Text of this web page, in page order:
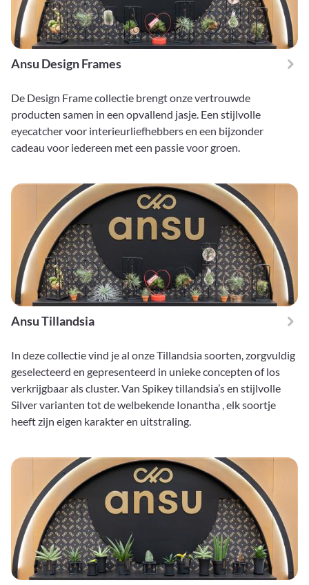
Ansu Design Frames
De Design Frame collectie brengt onze vertrouwde
producten samen in een opvallend jasje. Een stijlvolle
eyecatcher voor interieurliefhebbers en een bijzonder
cadeau voor iedereen met een passie voor groen.
Ansu Tillandsia
In deze collectie vind je al onze Tillandsia soorten, zorgvuldig
geselecteerd en gepresenteerd in unieke concepten of los
verkrijgbaar als cluster. Van Spikey tillandsia’s en stijlvolle
Silver varianten tot de welbekende Ionantha , elk soortje
heeft zijn eigen karakter en uitstraling.